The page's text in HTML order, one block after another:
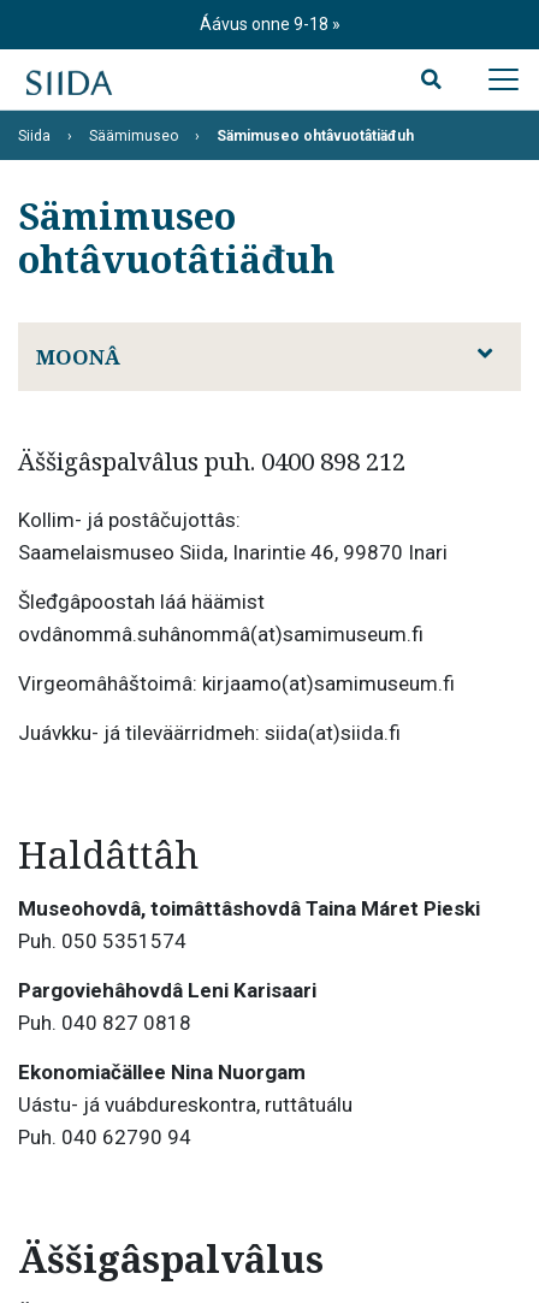
t
c
Áávus onne 9-18
Siida Säämimuseo Sämimuseo ohtâvuotâtiäđuh
Sämimuseo
ohtâvuotâtiäđuh
MOONÂ
Äššigâspalvâlus puh. 0400 898 212
Kollim- já postâčujottâs:
Saamelaismuseo Siida, Inarintie 46, 99870 Inari
Šleđgâpoostah láá häämist
ovdânommâ.suhânommâ(at)samimuseum.fi
Virgeomâhâštoimâ: kirjaamo(at)samimuseum.fi
Juávkku- já tileväärridmeh: siida(at)siida.fi
Haldâttâh
Museohovdâ, toimâttâshovdâ Taina Máret Pieski
Puh. 050 5351574
Pargoviehâhovdâ Leni Karisaari
Puh. 040 827 0818
Ekonomiačällee Nina Nuorgam
Uástu- já vuábdureskontra, ruttâtuálu
Puh. 040 62790 94
Äššigâspalvâlus